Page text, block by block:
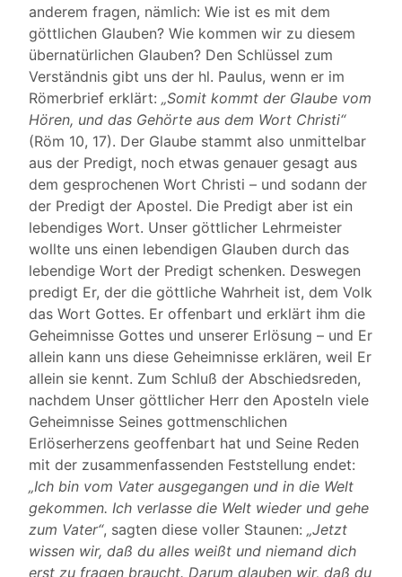
anderem fragen, nämlich: Wie ist es mit dem
göttlichen Glauben? Wie kommen wir zu diesem
übernatürlichen Glauben? Den Schlüssel zum
Verständnis gibt uns der hl. Paulus, wenn er im
Römerbrief erklärt: „Somit kommt der Glaube vom
Hören, und das Gehörte aus dem Wort Christi“
(Röm 10, 17). Der Glaube stammt also unmittelbar
aus der Predigt, noch etwas genauer gesagt aus
dem gesprochenen Wort Christi – und sodann der
der Predigt der Apostel. Die Predigt aber ist ein
lebendiges Wort. Unser göttlicher Lehrmeister
wollte uns einen lebendigen Glauben durch das
lebendige Wort der Predigt schenken. Deswegen
predigt Er, der die göttliche Wahrheit ist, dem Volk
das Wort Gottes. Er offenbart und erklärt ihm die
Geheimnisse Gottes und unserer Erlösung – und Er
allein kann uns diese Geheimnisse erklären, weil Er
allein sie kennt. Zum Schluß der Abschiedsreden,
nachdem Unser göttlicher Herr den Aposteln viele
Geheimnisse Seines gottmenschlichen
Erlöserherzens geoffenbart hat und Seine Reden
mit der zusammenfassenden Feststellung endet:
„Ich bin vom Vater ausgegangen und in die Welt
gekommen. Ich verlasse die Welt wieder und gehe
zum Vater“, sagten diese voller Staunen: „Jetzt
wissen wir, daß du alles weißt und niemand dich
erst zu fragen braucht. Darum glauben wir, daß du